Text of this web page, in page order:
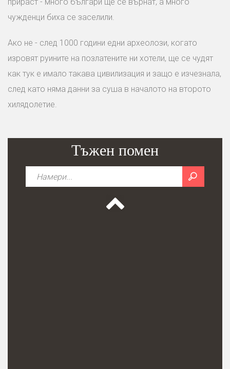
чужденци биха се заселили.
Ако не - след 1000 години едни археолози, когато
изровят руините на позлатените ни хотели, ще се чудят
как тук е имало такава цивилизация и защо е изчезнала,
след като няма данни за суша в началото на второто
хилядолетие.
Тъжен помен